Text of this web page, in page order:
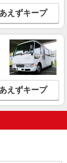
えずキープ
えずキープ